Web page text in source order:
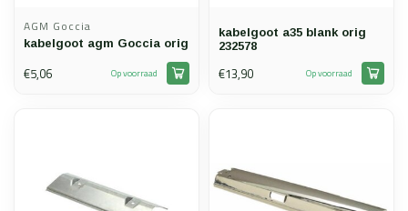
AGM Goccia
kabelgoot agm Goccia orig
€5,06 Op voorraad
kabelgoot a35 blank orig
232578
€13,90 Op voorraad